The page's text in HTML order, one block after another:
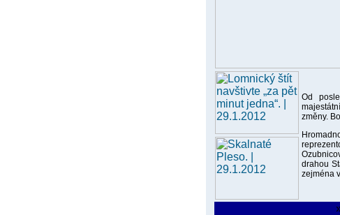
Od
změny.
drahou
zejména